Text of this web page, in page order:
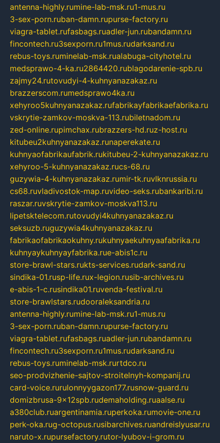
antenna-highly.rumine-lab-msk.ru1-mus.ru
3-sex-porn.ruban-damn.rupurse-factory.ru
viagra-tablet.rufasbags.ruadler-jun.rubandamn.ru
fincontech.ru3sexporn.ru1mus.rudarksand.ru
rebus-toys.ruminelab-msk.rualabuga-cityhotel.ru
medsprawo-4-ka.ru2864420.rublagodarenie-spb.ru
zajmy24.rutovudyi-4-kuhnyanazakaz.ru
brazzerscom.rumedsprawo4ka.ru
xehyroo5kuhnyanazakaz.rufabrikayfabrikaefabrika.ru
vskrytie-zamkov-moskva-113.rubiletnadom.ru
zed-online.rupimchax.rubrazzers-hd.ruz-host.ru
kitubeu2kuhnyanazakaz.runaperekate.ru
kuhnyaofabrikaufabrik.rukitubeu-2-kuhnyanazakaz.ru
xehyroo-5-kuhnyanazakaz.rucs-68.ru
guzywia-4-kuhnyanazakaz.rumir-tk.ruvlknrussia.ru
cs68.ruvladivostok-map.ruvideo-seks.rubankaribi.ru
raszar.ruvskrytie-zamkov-moskva113.ru
lipetsktelecom.rutovudyi4kuhnyanazakaz.ru
seksuzb.ruguzywia4kuhnyanazakaz.ru
fabrikaofabrikaokuhny.rukuhnyaekuhnyaafabrika.ru
kuhnyaykuhnyayfabrika.rue-abis1c.ru
store-brawl-stars.rukts-services.rudark-sand.ru
sindika-01.rusp-life.rux-legion.rusib-archives.ru
e-abis-1-c.rusindika01.ruvenda-festival.ru
store-brawlstars.rudooraleksandria.ru
antenna-highly.rumine-lab-msk.ru1-mus.ru
3-sex-porn.ruban-damn.rupurse-factory.ru
viagra-tablet.rufasbags.ruadler-jun.rubandamn.ru
fincontech.ru3sexporn.ru1mus.rudarksand.ru
rebus-toys.ruminelab-msk.rurtdco.ru
seo-prodvizhenie-sajtov-stroitelnyh-kompanij.ru
card-voice.rurulonnyygazon177.rusnow-guard.ru
domizbrusa-9x12spb.rudemaholding.ruaalse.ru
a380club.ruargentinamia.ruperkoka.rumovie-one.ru
perk-oka.rug-octopus.rusibarchives.ruandreislyusar.ru
naruto-x.rupursefactory.rutor-lyubov-i-grom.ru